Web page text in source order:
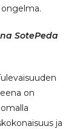
SotePeda
on
ja